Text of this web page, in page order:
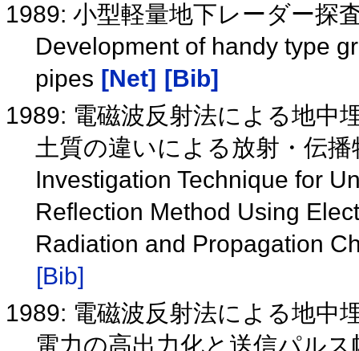
1989: 小型軽量地下レーダー探
Development of handy type
pipes [Net]
[Bib]
1989: 電磁波反射法による地中
土質の違いによる放射・伝
Investigation Technique for
Reflection Method Using
Radiation and Propagation
[Bib]
1989: 電磁波反射法による地中
電力の高出力化と送信パル